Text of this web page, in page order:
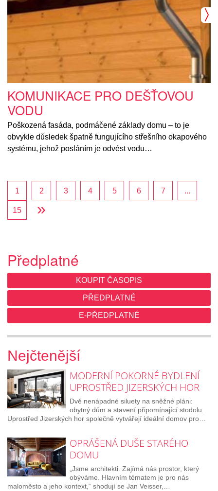
KOMUNIKACE PRO DEŠŤOVOU
VODU
Poškozená fasáda, podmáčené základy domu – to je
obvykle důsledek špatně fungujícího střešního okapového
systému, jehož posláním je odvést vodu…
1 2 3 4 5 6 7 ...
15 »
Předplatné
KOUPIT ČASOPIS
PŘEDPLATNÉ
E-PŘEDPLATNÉ
Nejčtenější
MODERNÍ POKORNÉ BYDLENÍ
UPROSTŘED JIZERSKÝCH HOR
Dvě nenápadné siluety na sněžné pláni:
obytný dům a stavení připomínající stodolu.
Uprostřed Jizerských hor společně vytvářejí ideální domov pro…
OPRÁŠENÁ DUŠE STARÉHO
DOMU
„Jsme architekti. Zajímá nás prostor, který
obýváme. Hlavním tématem je pro nás
maloměsto a jeho kontext,“ shodují se Jan Veisser,…